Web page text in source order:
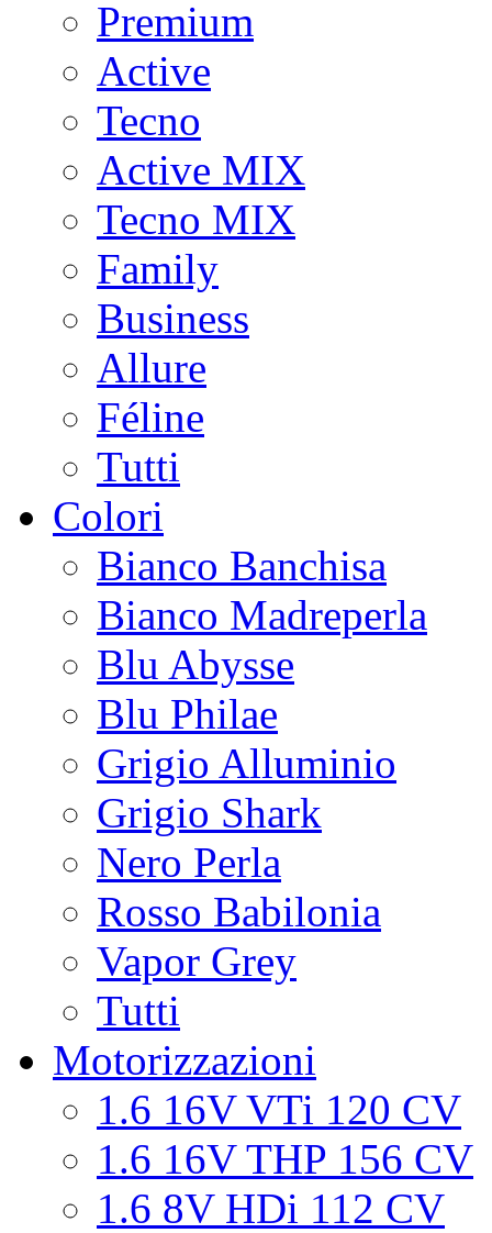
Premium
Active
Tecno
Active MIX
Tecno MIX
Family
Business
Allure
Féline
Tutti
Colori
Bianco Banchisa
Bianco Madreperla
Blu Abysse
Blu Philae
Grigio Alluminio
Grigio Shark
Nero Perla
Rosso Babilonia
Vapor Grey
Tutti
Motorizzazioni
1.6 16V VTi 120 CV
1.6 16V THP 156 CV
1.6 8V HDi 112 CV